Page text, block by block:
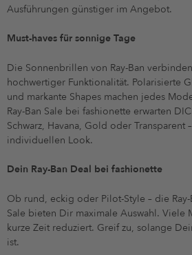
Ausführungen günstiger im Angebot.
Must-haves für sonnige Tage
Die Sonnenbrillen von Ray-Ban
hochwertiger Funktionalität. Polarisierte
und markante Shapes machen jedes
Ray-Ban Sale bei fashionette erwarten
Schwarz, Havana, Gold oder Transparent
individuellen Look.
Dein Ray-Ban Deal bei fashionette
Ob rund, eckig oder Pilot-Style – die
Sale bieten Dir maximale Auswahl. Viele
kurze Zeit reduziert. Greif zu, solange
ist.